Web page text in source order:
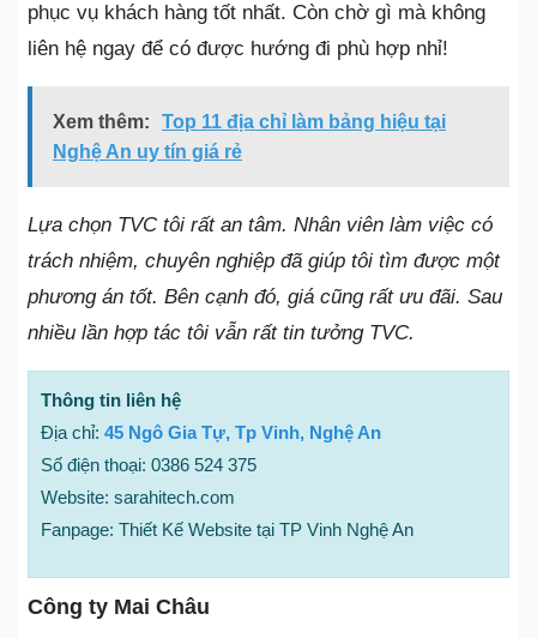
phục vụ khách hàng tốt nhất. Còn chờ gì mà không
liên hệ ngay để có được hướng đi phù hợp nhỉ!
Xem thêm:
Top 11 địa chỉ làm bảng hiệu tại
Nghệ An uy tín giá rẻ
Lựa chọn TVC tôi rất an tâm. Nhân viên làm việc có
trách nhiệm, chuyên nghiệp đã giúp tôi tìm được một
phương án tốt. Bên cạnh đó, giá cũng rất ưu đãi. Sau
nhiều lần hợp tác tôi vẫn rất tin tưởng TVC.
Thông tin liên hệ
Địa chỉ: 45 Ngô Gia Tự, Tp Vinh, Nghệ An
Số điện thoại: 0386 524 375
Website: sarahitech.com
Fanpage: Thiết Kế Website tại TP Vinh Nghệ An
Công ty Mai Châu